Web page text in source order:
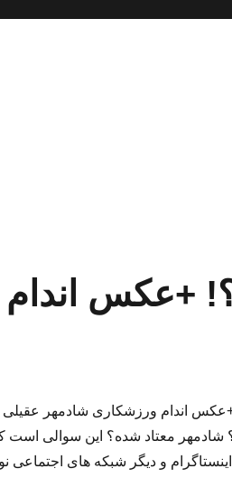
+عکس اندام
اندام ورزشکاری شادمهر عقیلی
شادمهر معتاد شده؟ این سوالی است
و دیگر شبکه های اجتماعی